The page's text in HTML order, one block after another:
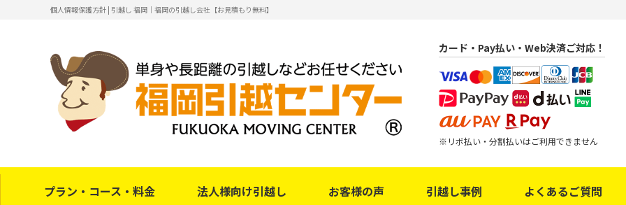
個人情報保護方針 | 引越し 福岡｜福岡の引越し会社【お見積もり無料】
カード・Pay払い・Web決済ご対応！
リボ払い・分割払いはご利用できません
プラン・コース・料金 法人様向け引越し お客様の声 引越し事例 よくあるご質問